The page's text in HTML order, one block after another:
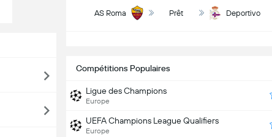
AS Roma Prêt Deportivo
Compétitions Populaires
Ligue des Champions
Europe
UEFA Champions League Qualifiers
Europe